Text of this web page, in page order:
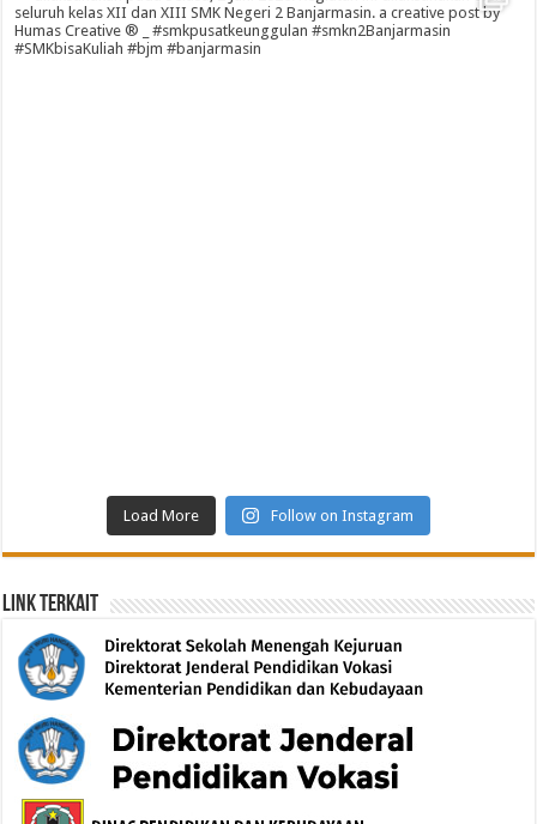
Load More Follow on Instagram
Link Terkait